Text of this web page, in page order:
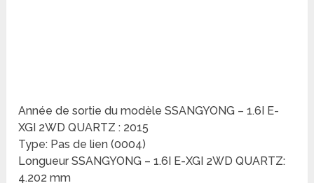
Année de sortie du modèle SSANGYONG – 1.6I E-
XGI 2WD QUARTZ : 2015
Type: Pas de lien (0004)
Longueur SSANGYONG – 1.6I E-XGI 2WD QUARTZ:
4.202 mm